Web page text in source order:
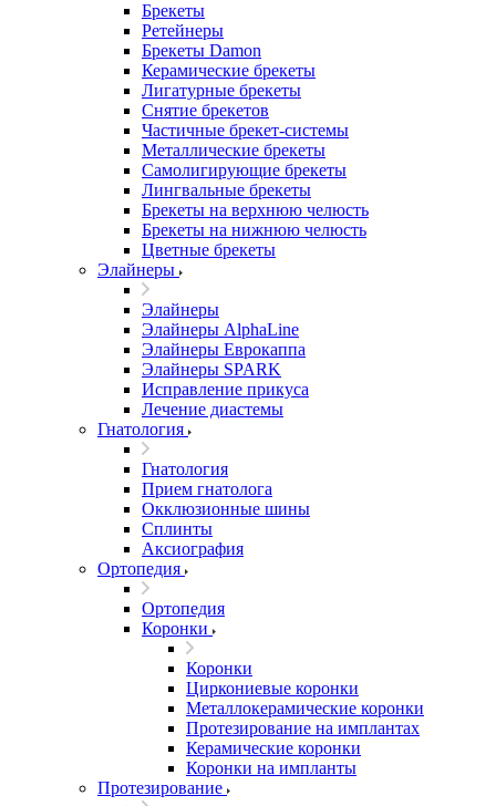
Брекеты
Ретейнеры
Брекеты Damon
Керамические брекеты
Лигатурные брекеты
Снятие брекетов
Частичные брекет-системы
Металлические брекеты
Самолигирующие брекеты
Лингвальные брекеты
Брекеты на верхнюю челюсть
Брекеты на нижнюю челюсть
Цветные брекеты
Элайнеры
Элайнеры
Элайнеры AlphaLine
Элайнеры Еврокаппа
Элайнеры SPARK
Исправление прикуса
Лечение диастемы
Гнатология
Гнатология
Прием гнатолога
Окклюзионные шины
Сплинты
Аксиография
Ортопедия
Ортопедия
Коронки
Коронки
Циркониевые коронки
Металлокерамические коронки
Протезирование на имплантах
Керамические коронки
Коронки на импланты
Протезирование